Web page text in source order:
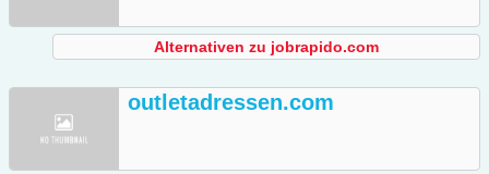
Alternativen zu jobrapido.com
outletadressen.com